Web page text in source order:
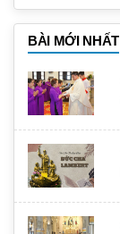
BÀI MỚI NHẤT